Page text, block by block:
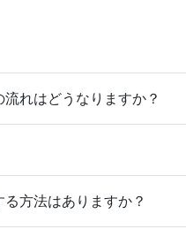
れはどうなりますか？
方法はありますか？